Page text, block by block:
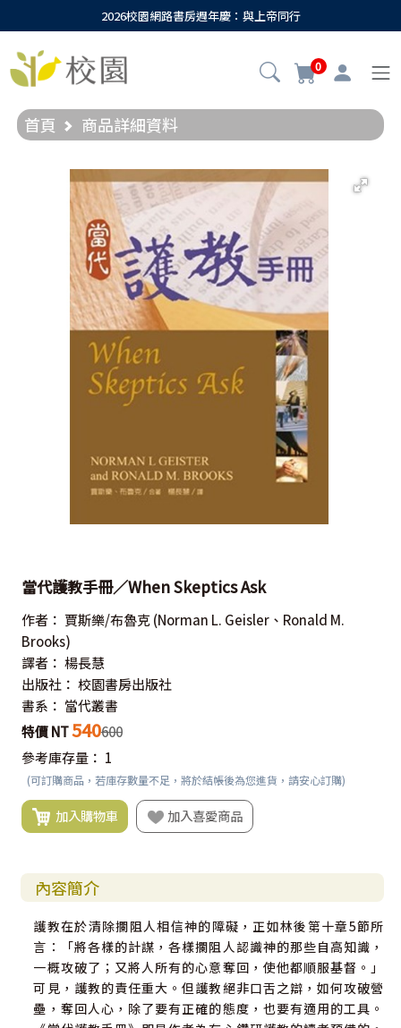
2026校園網路書房週年慶：與上帝同行
0
首頁 商品詳細資料
當代護教手冊／When Skeptics Ask
作者： 賈斯樂/布魯克 (Norman L. Geisler、Ronald M.
Brooks)
譯者： 楊長慧
出版社： 校園書房出版社
書系： 當代叢書
特價 NT540600
參考庫存量： 1
(可訂購商品，若庫存數量不足，將於結帳後為您進貨，請安心訂購)
加入購物車 加入喜愛商品
內容簡介
護教在於清除攔阻人相信神的障礙，正如林後第十章5節所
言：「將各樣的計謀，各樣攔阻人認識神的那些自高知識，
一概攻破了；又將人所有的心意奪回，使他都順服基督。」
可見，護教的責任重大。但護教絕非口舌之辯，如何攻破營
壘，奪回人心，除了要有正確的態度，也要有適用的工具。